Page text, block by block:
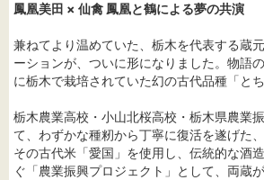
鳳凰美田 × 仙禽 鳳凰と鶴による夢の共演
兼ねてより温めていた、栃木を代表する蔵
ーションが、ついに形になりました。物語
に栃木で栽培されていた幻の古代品種「と
栃木農業高校・小山北桜高校・栃木県農業
て、わずかな種籾から丁寧に復活を遂げた、
その古代米「愛国」を使用し、伝統的な酒
ぐ「農業振興プロジェクト」として、両蔵